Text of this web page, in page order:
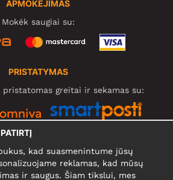
APMOKĖJIMAS
Mokėk saugiai su:
PRISTATYMAS
pristatomas greitai ir sekamas su:
kad suasmenintume jūsų
reklamas, kad mūsų
ir saugus. Šiam tikslui, mes